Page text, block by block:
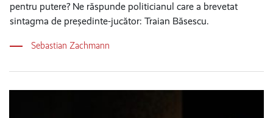
pentru putere? Ne răspunde politicianul care a brevetat
sintagma de președinte-jucător: Traian Băsescu.
Sebastian Zachmann